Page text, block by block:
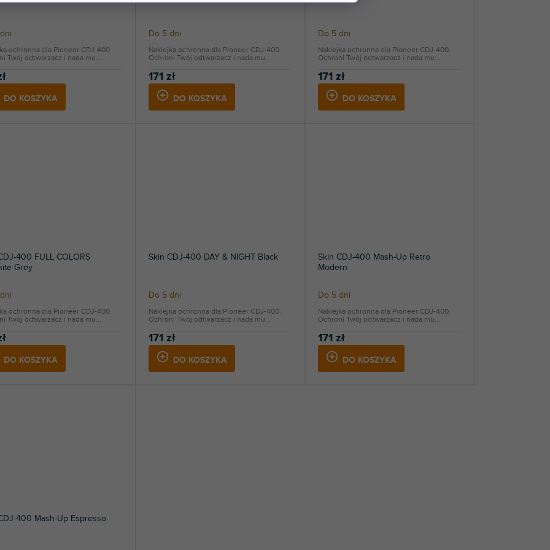
DO KOSZYKA
ochronna dla Pioneer CDJ-400.
Twój odtwarzacz i nada mu...
Do 5 dni
171 zł
DO KOSZYKA
Naklejka ochronna dla Pioneer CDJ-400.
Ochroni Twój odtwarzacz i nada mu...
Do 5 dni
171 zł
DO KOSZYKA
Naklejka ochronna dla Pioneer CDJ-400.
Ochroni Twój odtwarzacz i nada mu...
400 FULL COLORS
Grey
DO KOSZYKA
ochronna dla Pioneer CDJ-400.
Twój odtwarzacz i nada mu...
Skin CDJ-400 DAY & NIGHT Black
Do 5 dni
171 zł
DO KOSZYKA
Naklejka ochronna dla Pioneer CDJ-400.
Ochroni Twój odtwarzacz i nada mu...
Skin CDJ-400 Mash-Up Retro
Modern
Do 5 dni
171 zł
DO KOSZYKA
Naklejka ochronna dla Pioneer CDJ-400.
Ochroni Twój odtwarzacz i nada mu...
400 Mash-Up Espresso